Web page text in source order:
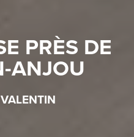
PRÈS DE
ANJOU